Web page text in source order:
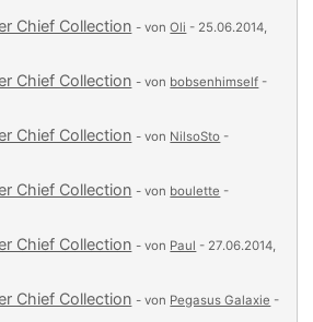
Chief Collection - vonOli - 25.06.2014,
Chief Collection - von bobsenhimself -
Chief Collection - von NilsoSto -
Chief Collection - von boulette -
Chief Collection - von Paul - 27.06.2014,
Chief Collection - von Pegasus Galaxie -